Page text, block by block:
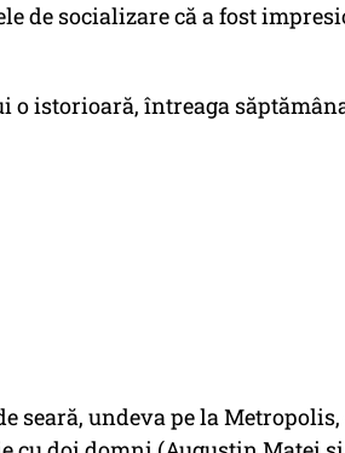
de socializare că a fost
o istorioară, întreaga
seară, undeva pe la